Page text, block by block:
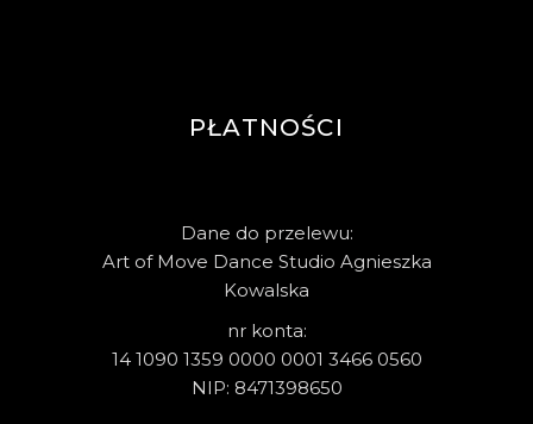
PŁATNOŚCI
Dane do przelewu:
Art of Move Dance Studio Agnieszka
Kowalska
nr konta:
14 1090 1359 0000 0001 3466 0560
NIP: 8471398650